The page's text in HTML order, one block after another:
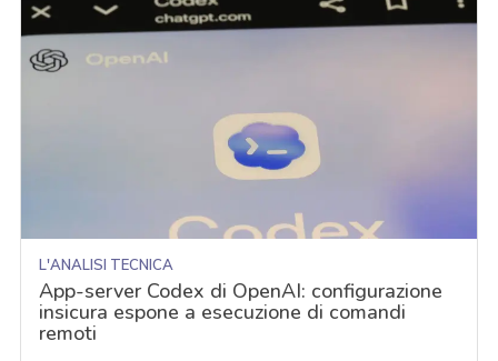
L'ANALISI TECNICA
App-server Codex di OpenAI: configurazione
insicura espone a esecuzione di comandi
remoti